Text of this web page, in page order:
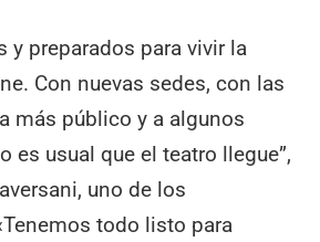
y preparados para vivir la
Con nuevas sedes, con las
más público y a algunos
es usual que el teatro llegue”,
uno de los
todo listo para